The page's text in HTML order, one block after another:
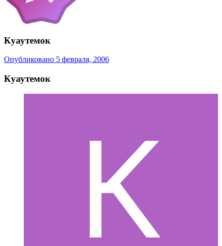
Куаутемок
Опубликовано 5 февраля, 2006
Куаутемок